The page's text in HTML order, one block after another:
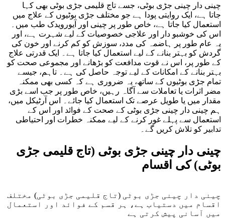
چینی دار چینی جڑی بوٹی، جسے تاج قلیمی جڑی بوٹی بھی کہا
جاتا ہے، ایک روایتی پودا ہے جو مختلف جڑی بوٹیوں کے علاج میں
استعمال کیا جاتا ہے، خاص طور پر چینی اور آیورویدک طب میں۔
اس کی خوشبو دار اور علاجی خصوصیات کے لیے شہرت ہے، اور
یہ عام طور پر ہاضمہ کی مدد، سوزش کو کم کرنے اور خون کی
گردش کو بہتر بنانے کے لیے استعمال کیا جاتا ہے۔ ایک قدرتی علاج
کے طور پر، اس نے قوت مدافعت کو بڑھانے اور مجموعی صحت کو
بہتر بنانے کے امکانات کے لیے توجہ حاصل کی ہے۔ تاہم، جیسے
تمام جڑی بوٹیوں کے ساتھ، یہ ضروری ہے کہ کسی بھی ممکنہ
مضر اثرات یا تعاملات سے آگاہ رہیں، خاص طور پر جب اسے بڑی
مقدار میں یا طویل عرصے تک استعمال کیا جائے۔ اس آرٹیکل میں،
ہم چینی دار چینی جڑی بوٹی کے صحت کے فوائد اور اس کے
استعمال سے پہلے غور کرنے کے لیے ممکنہ خطرات اور احتیاطی
تدابیر کو تلاش کریں گے۔
چینی دار چینی جڑی بوٹی (تاج قلیمی جڑی
بوٹی) کی اقسام
چینی دار چینی جڑی بوٹی (تاج قلیمی جڑی بوٹی) مختلف
اقسام میں دستیاب ہے، ہر قسم کے فوائد اور استعمال
میں آسانی پیش کرتی ہے